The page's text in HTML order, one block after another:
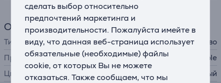
сделать выбор относительно
предпочтений маркетинга и
производительности. Пожалуйста имейте в
виду, что данная веб-страница использует
обязательные (необходимые) файлы
cookie, от которых Вы не можете
отказаться. Также сообщаем, что мы
Общий параметр
Тип ИТ-аксессуара
зарядное устройство
Производитель
Apple
Цвет
белый